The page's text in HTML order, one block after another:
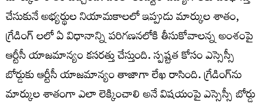
చేసుకునే అభ్యర్థుల నియామకాలలో ఇప్పుడు మార్కుల శాతం,
గ్రేడింగ్ లలో ఏ విధానాన్ని పరిగణనలోకి తీసుకోవాలన్న అంశంపై
ఆర్టీసీ యాజమాన్యం కసరత్తు చేస్తుంది. స్పష్టత కోసం ఎస్సెస్సీ
బోర్డుకు ఆర్టీసీ యాజమాన్యం తాజాగా లేఖ రాసింది. గ్రేడింగ్‌ను
మార్కుల శాతంగా ఎలా లెక్కించాలి అనే విషయంపై ఎస్సెస్సీ బోర్డు